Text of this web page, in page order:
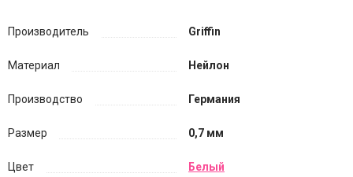
Производитель Griffin
Материал Нейлон
Производство Германия
Размер 0,7 мм
Цвет Белый